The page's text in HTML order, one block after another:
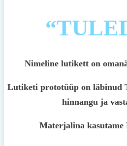
Nimeline lutikett on
Lutiketi prototüüp on läbinud
hinnangu ja
Materjalina